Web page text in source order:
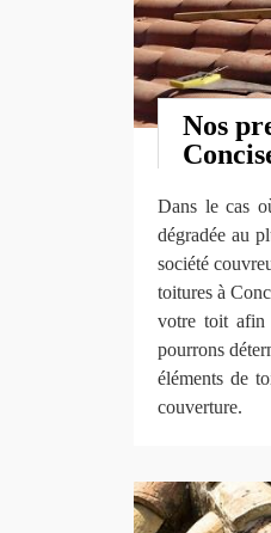
Nos
Dans le cas
dégradée au
société
toitures à
votre toit afin
pourrons
éléments de
couverture.